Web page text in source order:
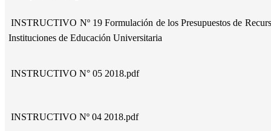
INSTRUCTIVO Nº 19 Formulación de los Presupuestos de
Instituciones de Educación Universitaria
INSTRUCTIVO N° 05 2018.pdf
INSTRUCTIVO Nº 04 2018.pdf